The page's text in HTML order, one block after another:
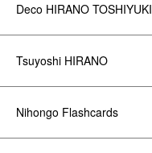
Deco HIRANO TOSHIYUKI
Tsuyoshi HIRANO
Nihongo Flashcards